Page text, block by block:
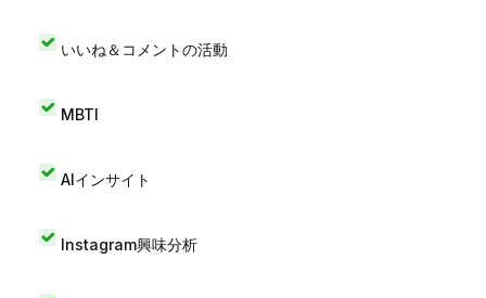
いいね＆コメントの活動
MBTI
AIインサイト
Instagram興味分析